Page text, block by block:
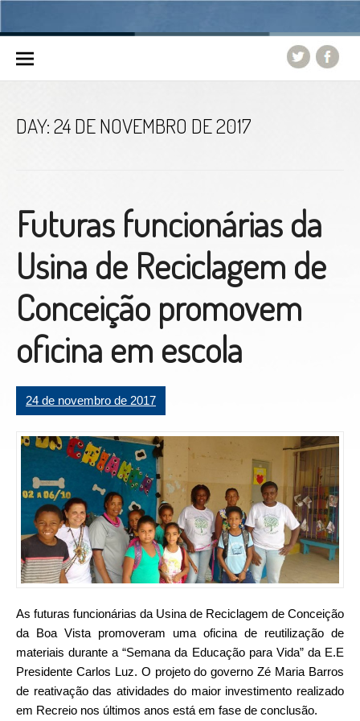
DAY:24 DE NOVEMBRO DE 2017
Futuras funcionárias da
Usina de Reciclagem de
Conceição promovem
oficina em escola
24 de novembro de 2017
As futuras funcionárias da Usina de Reciclagem de Conceição
da Boa Vista promoveram uma oficina de reutilização de
materiais durante a “Semana da Educação para Vida” da E.E
Presidente Carlos Luz. O projeto do governo Zé Maria Barros
de reativação das atividades do maior investimento realizado
em Recreio nos últimos anos está em fase de conclusão.